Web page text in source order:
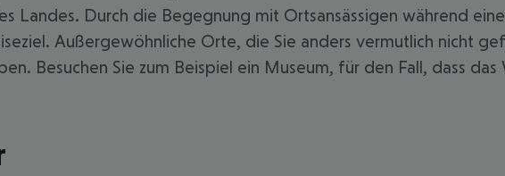
Landes. Durch die Begegnung mit Ortsansässigen während
Außergewöhnliche Orte, die Sie anders vermutlich nicht
Besuchen Sie zum Beispiel ein Museum, für den Fall, dass